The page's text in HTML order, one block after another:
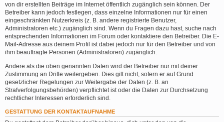
von dir erstellten Beiträge im Internet öffentlich zugänglich sein können. Der
Betreiber kann jedoch festlegen, dass einzelne Informationen nur für einen
eingeschränkten Nutzerkreis (z. B. andere registrierte Benutzer,
Administratoren etc.) zugänglich sind. Wenn du Fragen dazu hast, suche nach
entsprechenden Informationen im Forum oder kontaktiere den Betreiber. Die E-
Mail-Adresse aus deinem Profil ist dabei jedoch nur für den Betreiber und von
ihm beauftragte Personen (Administratoren) zugänglich.
Andere als die oben genannten Daten wird der Betreiber nur mit deiner
Zustimmung an Dritte weitergeben. Dies gilt nicht, sofern er auf Grund
gesetzlicher Regelungen zur Weitergabe der Daten (z. B. an
Strafverfolgungsbehörden) verpflichtet ist oder die Daten zur Durchsetzung
rechtlicher Interessen erforderlich sind.
GESTATTUNG DER KONTAKTAUFNAHME